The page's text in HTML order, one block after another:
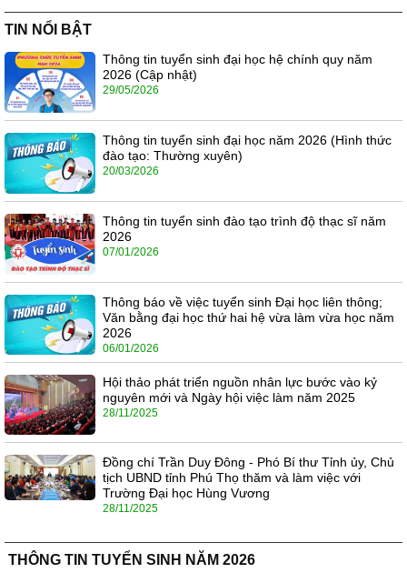
TIN NỔI BẬT
Thông tin tuyển sinh đại học hệ chính quy năm
2026 (Cập nhật)
29/05/2026
Thông tin tuyển sinh đại học năm 2026 (Hình thức
đào tạo: Thường xuyên)
20/03/2026
Thông tin tuyển sinh đào tạo trình độ thạc sĩ năm
2026
07/01/2026
Thông báo về việc tuyển sinh Đại học liên thông;
Văn bằng đại học thứ hai hệ vừa làm vừa học năm
2026
06/01/2026
Hội thảo phát triển nguồn nhân lực bước vào kỷ
nguyên mới và Ngày hội việc làm năm 2025
28/11/2025
Đồng chí Trần Duy Đông - Phó Bí thư Tỉnh ủy, Chủ
tịch UBND tỉnh Phú Thọ thăm và làm việc với
Trường Đại học Hùng Vương
28/11/2025
THÔNG TIN TUYỂN SINH NĂM 2026